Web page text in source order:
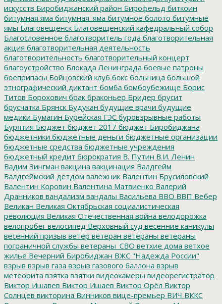
искусств Биробиджанский район Бирофельд биткоин
битумная яма битумная_яма битумное болото битумные
ямы Благовещенск Благовещенский кафедральный собор
Благословенное благотворитель года благотворительная
акция благотворительная деятельность
благотворительность благотворительный концерт
благоустройство Блокада Ленинграда боевые патроны
боеприпасы Бойцовский клуб бокс больница большой
этнографический диктант бомба бомбоубежище Борис
Титов Борохович брак браконьер Бридер брусит
брусчатка Брянск Будукан будущие врачи будущие
медики Бумагин Бурейская ГЭС буровзрывные работы
Бурятия Бюджет бюджет 2017 бюджет Биробиджана
бюджетники бюджетные деньги бюджетные организации
бюджетные средства бюджетные учреждения
бюджетный кредит бюрократия В. Путин В.И. Ленин
Вадим Зингман вакцина вакцинация Валдгейм
Валдгеймский детдом валежник Валентин Брусиловский
Валентин Коровин Валентина Матвиенко Валерий
Дранников вандализм вандалы Васильева ВВО ВВП Вебер
Великан Великая Октябрьская социалистическая
революция Великая Отечественная война велодорожка
велопробег велосипед Верховный суд весенние каникулы
весенний призыв ветер ветеран ветераны ветераны
пограничной службы ветераны_СВО ветхие дома ветхое
жилье Вечерний Биробиджан ВЖС "Надежда России"
взрыв взрыв газа взрыв газового баллона взрыв
метеорита взятка взятки видеокамеры видеорегистратор
Виктор Ишавев Виктор Ишаев Виктор Орёл Виктор
Солнцев викторина Винников вице-премьер ВИЧ ВККС